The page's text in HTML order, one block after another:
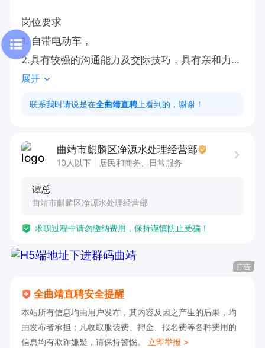
岗位要求
1. 自带电动车，
2.具有较强的沟通能力及交际技巧，具有亲和力；
3、具备一定的市场分析及判断能力，良好的客户
服务意
展开
联系我时请说是在全曲靖直聘 上看到的，谢谢！
曲靖市麒麟区净源水处理经营部
10人以下 居民和商务、日常服务
谭总
曲靖市麒麟区净源水处理经营部
求职过程中请勿缴纳费用，保持谨慎防止受骗！
广告
全曲靖直聘安全提醒
本站所有信息均由用户发布，其内容及因之产生的后果，均
由发布者承担；凡收取服装费、押金、报名费等各种费用的
信息均有欺诈嫌疑，请保持警惕。 立即举报 >